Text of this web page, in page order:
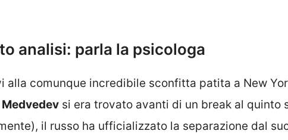
analisi: parla la psicologa
alla comunque incredibile sconfitta patita a New
Medvedev si era trovato avanti di un break al quinto
il russo ha ufficializzato la separazione dal